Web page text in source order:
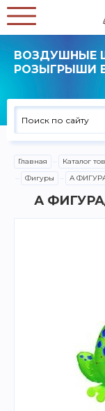
ВОЗДУШНЫЕ
РОЗЫГРЫШИ
Главная Каталог
Фигуры
А
А